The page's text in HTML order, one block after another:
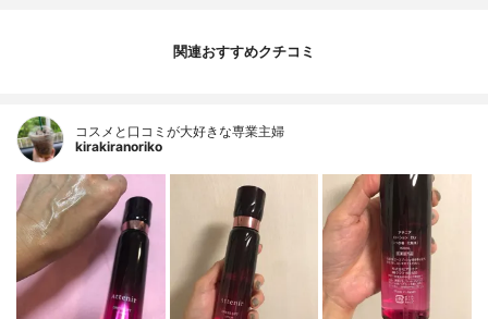
関連おすすめクチコミ
コスメと口コミが大好きな専業主婦
kirakiranoriko